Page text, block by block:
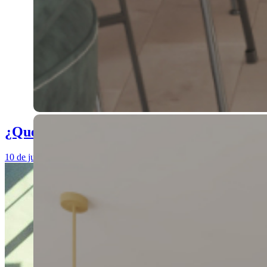
¿Qué muebles de jardín podemos
10 de julio de 2018